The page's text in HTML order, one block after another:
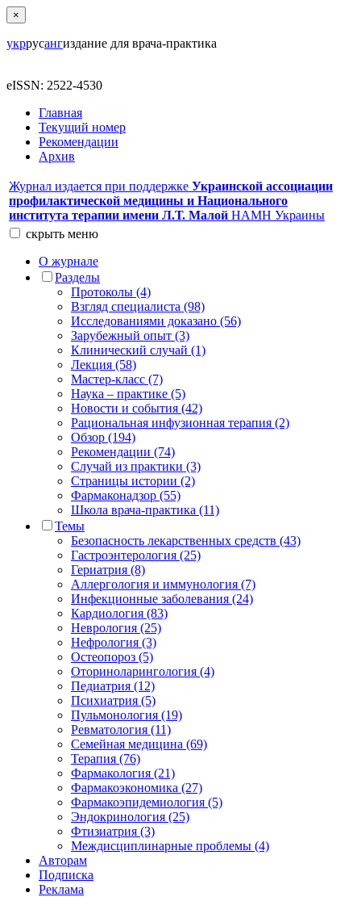
×
укррусангиздание для врача-практика
eISSN: 2522-4530
Главная
Текущий номер
Рекомендации
Архив
Журнал издается при поддержке Украинской ассоциации
профилактической медицины и Национального
института терапии имени Л.Т. Малой НАМН Украины
скрыть меню
О журнале
Разделы
Протоколы (4)
Взгляд специалиста (98)
Исследованиями доказано (56)
Зарубежный опыт (3)
Клинический случай (1)
Лекция (58)
Мастер-класс (7)
Наука – практике (5)
Новости и события (42)
Рациональная инфузионная терапия (2)
Обзор (194)
Рекомендации (74)
Случай из практики (3)
Страницы истории (2)
Фармаконадзор (55)
Школа врача-практика (11)
Темы
Безопасность лекарственных средств (43)
Гастроэнтерология (25)
Гериатрия (8)
Аллергология и иммунология (7)
Инфекционные заболевания (24)
Кардиология (83)
Неврология (25)
Нефрология (3)
Остеопороз (5)
Оториноларингология (4)
Педиатрия (12)
Психиатрия (5)
Пульмонология (19)
Ревматология (11)
Семейная медицина (69)
Терапия (76)
Фармакология (21)
Фармакоэкономика (27)
Фармакоэпидемиология (5)
Эндокринология (25)
Фтизиатрия (3)
Междисциплинарные проблемы (4)
Авторам
Подписка
Реклама